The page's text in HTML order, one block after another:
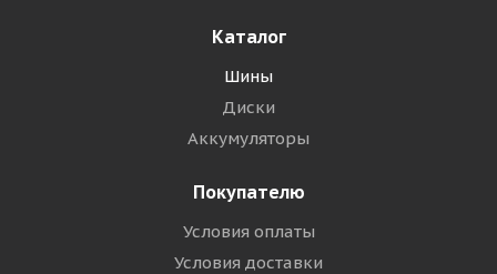
Каталог
Шины
Диски
Аккумуляторы
Покупателю
Условия оплаты
Условия доставки